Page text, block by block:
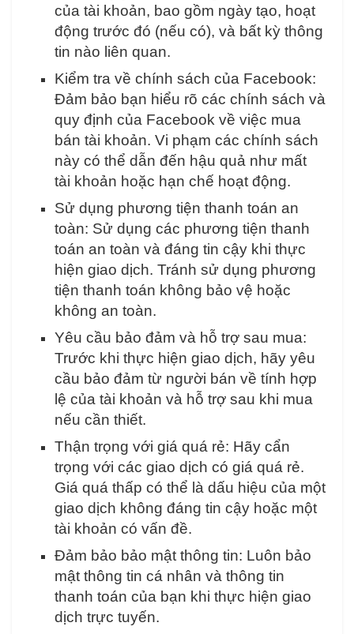
của tài khoản, bao gồm ngày tạo, hoạt
động trước đó (nếu có), và bất kỳ thông
tin nào liên quan.
Kiểm tra về chính sách của Facebook:
Đảm bảo bạn hiểu rõ các chính sách và
quy định của Facebook về việc mua
bán tài khoản. Vi phạm các chính sách
này có thể dẫn đến hậu quả như mất
tài khoản hoặc hạn chế hoạt động.
Sử dụng phương tiện thanh toán an
toàn: Sử dụng các phương tiện thanh
toán an toàn và đáng tin cậy khi thực
hiện giao dịch. Tránh sử dụng phương
tiện thanh toán không bảo vệ hoặc
không an toàn.
Yêu cầu bảo đảm và hỗ trợ sau mua:
Trước khi thực hiện giao dịch, hãy yêu
cầu bảo đảm từ người bán về tính hợp
lệ của tài khoản và hỗ trợ sau khi mua
nếu cần thiết.
Thận trọng với giá quá rẻ: Hãy cẩn
trọng với các giao dịch có giá quá rẻ.
Giá quá thấp có thể là dấu hiệu của một
giao dịch không đáng tin cậy hoặc một
tài khoản có vấn đề.
Đảm bảo bảo mật thông tin: Luôn bảo
mật thông tin cá nhân và thông tin
thanh toán của bạn khi thực hiện giao
dịch trực tuyến.